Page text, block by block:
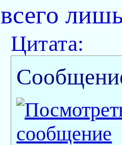
всего
Цитата: